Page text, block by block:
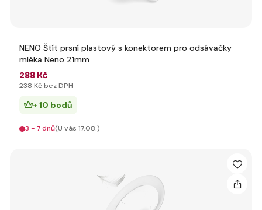
NENO Štít prsní plastový s konektorem pro odsávačky
mléka Neno 21mm
288 Kč
238 Kč bez DPH
+ 10 bodů
3 - 7 dnů(U vás 17.08.)